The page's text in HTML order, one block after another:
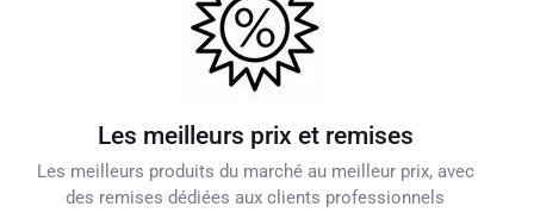
Les meilleurs prix et remises
Les meilleurs produits du marché au meilleur prix, avec
des remises dédiées aux clients professionnels